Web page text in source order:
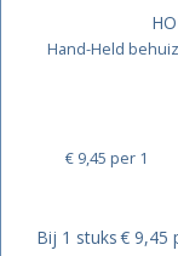
Hand-Held
€ 9,45 per 1
Bij 1 stuks€ 9,45